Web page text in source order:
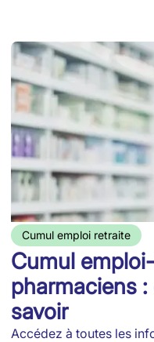
Cumul emploi retraite
Cumul
pharmaciens
savoir
Accédez à toutes les